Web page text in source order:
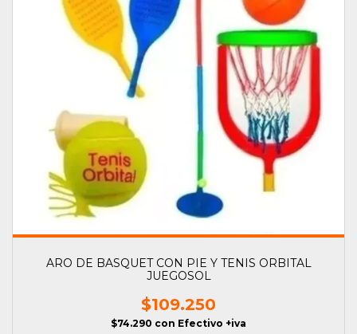
ARO DE BASQUET CON PIE Y TENIS ORBITAL
JUEGOSOL
$109.250
$74.290 con Efectivo +iva